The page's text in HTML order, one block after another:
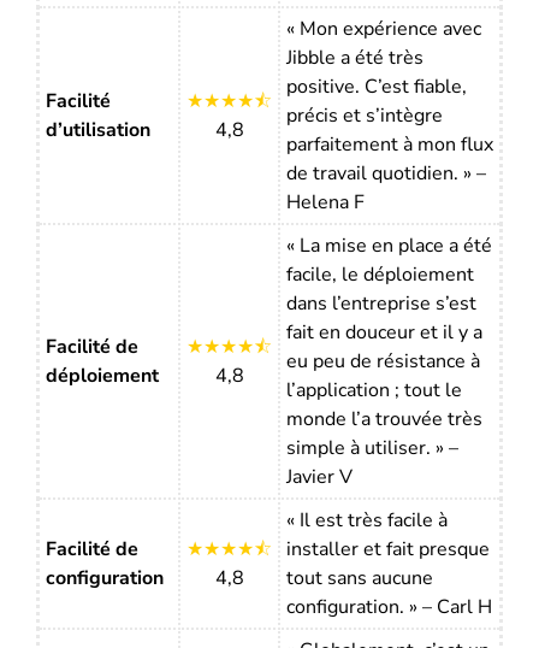
Facilité
d’utilisation
★★★★⯪
4,8
« Mon expérience avec
Jibble a été très
positive. C’est fiable,
précis et s’intègre
parfaitement à mon flux
de travail quotidien. » –
Helena F
Facilité de
déploiement
★★★★⯪
4,8
« La mise en place a été
facile, le déploiement
dans l’entreprise s’est
fait en douceur et il y a
eu peu de résistance à
l’application ; tout le
monde l’a trouvée très
simple à utiliser. » –
Javier V
Facilité de
configuration
★★★★⯪
4,8
« Il est très facile à
installer et fait presque
tout sans aucune
configuration. » – Carl H